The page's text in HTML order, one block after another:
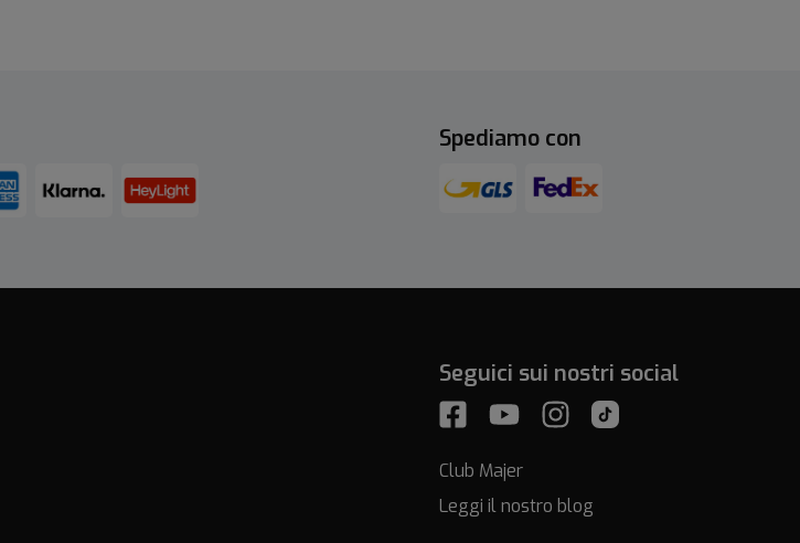
Spediamo con
Seguici sui nostri social
Club Majer
Leggi il nostro blog